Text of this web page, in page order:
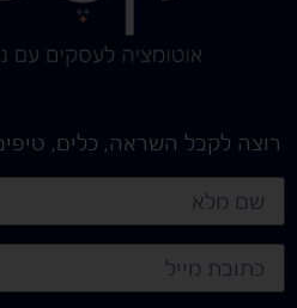
רוצה לקבל השראה, כלים, טיפים